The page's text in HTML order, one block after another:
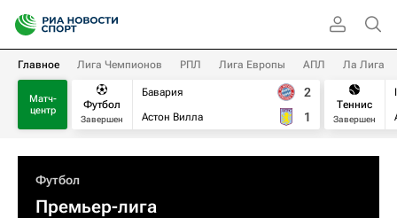
Главное Лига Чемпионов РПЛ Лига Европы АПЛ Ла Лига
Матч-
центр
Футбол
Завершен
Бавария
Астон Вилла
2
1
Теннис
Завершен
Футбол
Премьер-лига